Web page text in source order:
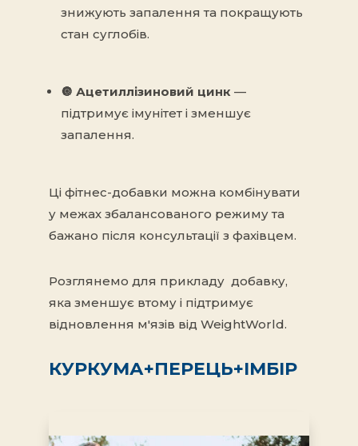
знижують запалення та покращують
стан суглобів.
🔘 Ацетиллізиновий цинк —
підтримує імунітет і зменшує
запалення.
Ці фітнес-добавки можна комбінувати
у межах збалансованого режиму та
бажано після консультації з фахівцем.
Розглянемо для прикладу добавку,
яка зменшує втому і підтримує
відновлення м'язів від WeightWorld.
КУРКУМА+ПЕРЕЦЬ+ІМБІР